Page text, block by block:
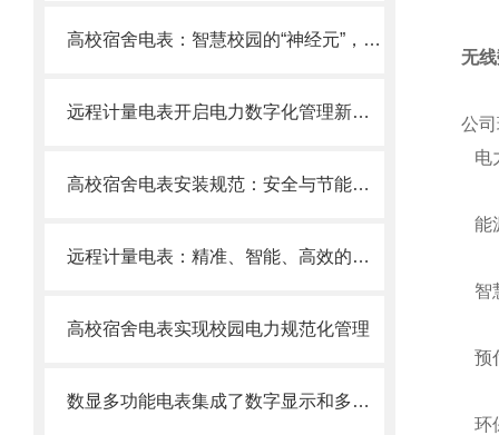
高校宿舍电表：智慧校园的“神经元”，赋能绿色管理与便捷生活
远程计量电表开启电力数字化管理新纪元
高校宿舍电表安装规范：安全与节能并重
远程计量电表：精准、智能、高效的能源守护者
高校宿舍电表实现校园电力规范化管理
数显多功能电表集成了数字显示和多种电能计量功能
无
公
电
能
智
预
环